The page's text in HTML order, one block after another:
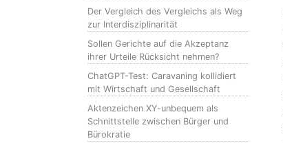
Der Vergleich des Vergleichs als Weg
zur Interdisziplinarität
Sollen Gerichte auf die Akzeptanz
ihrer Urteile Rücksicht nehmen?
ChatGPT-Test: Caravaning kollidiert
mit Wirtschaft und Gesellschaft
Aktenzeichen XY-unbequem als
Schnittstelle zwischen Bürger und
Bürokratie